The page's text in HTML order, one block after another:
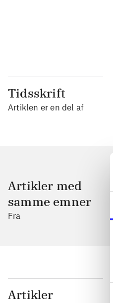
Tidsskrift
Artiklen er en del af
Artikler med
samme emner
Fra
Artikler